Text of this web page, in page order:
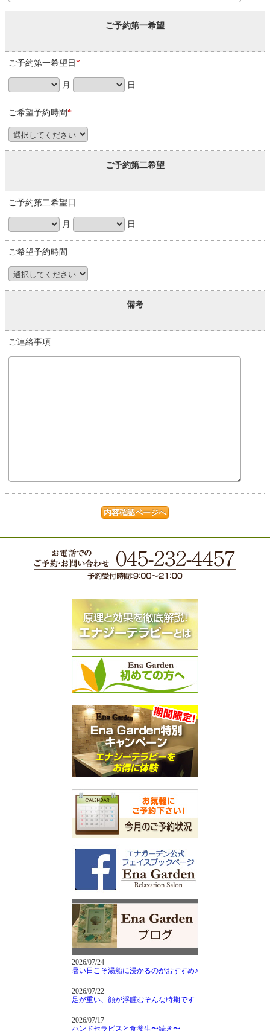
ご予約第一希望
ご予約第一希望日 *
月 日
ご希望予約時間*
ご予約第二希望
ご予約第二希望日
月 日
ご希望予約時間
備考
ご連絡事項
2026/07/24
暑い日こそ湯船に浸かるのがおすすめ♪
2026/07/22
足が重い、顔が浮腫むそんな時期です
2026/07/17
ハンドセラピスと食養生〜続き〜